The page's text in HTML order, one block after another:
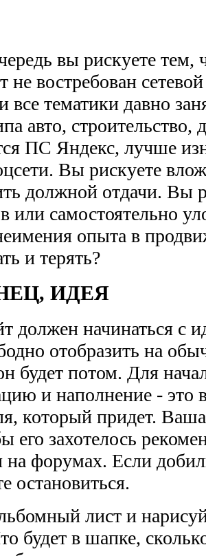
вы рискуете
не востребован
все тематики давно
авто, строительство,
ПС Яндекс, лучше
Вы рискуете
должной отдачи. Вы
или самостоятельно
опыта в
и терять?
ИДЕЯ
должен начинаться с
отобразить на
будет потом. Для
и наполнение -
который придет. Ваша
его захотелось
на форумах. Если
остановиться.
лист и
будет в шапке,